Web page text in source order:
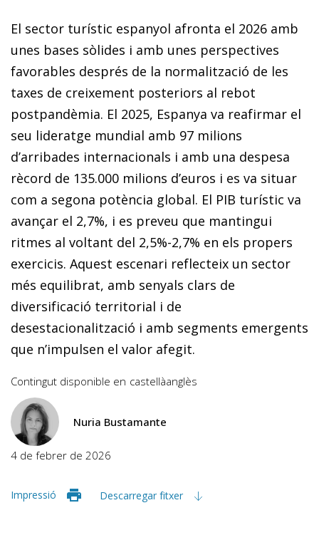
El sector turístic espanyol afronta el 2026 amb
unes bases sòlides i amb unes perspectives
favorables després de la normalització de les
taxes de creixement posteriors al rebot
postpandèmia. El 2025, Espanya va reafirmar el
seu lideratge mundial amb 97 milions
d’arribades internacionals i amb una despesa
rècord de 135.000 milions d’euros i es va situar
com a segona potència global. El PIB turístic va
avançar el 2,7%, i es preveu que mantingui
ritmes al voltant del 2,5%-2,7% en els propers
exercicis. Aquest escenari reflecteix un sector
més equilibrat, amb senyals clars de
diversificació territorial i de
desestacionalització i amb segments emergents
que n’impulsen el valor afegit.
Contingut disponible en castellàanglès
Nuria Bustamante
4 de febrer de 2026
Impressió Descarregar fitxer